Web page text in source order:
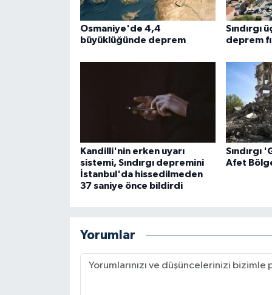
Osmaniye'de 4,4
büyüklüğünde deprem
Sındırgı
deprem
Kandilli'nin erken uyarı
sistemi, Sındırgı depremini
İstanbul'da hissedilmeden
37 saniye önce bildirdi
Sındırgı
Afet
Yorumlar
Nevşehir Müftülüğü
Osmaniye Müftülüğü
Rize Müftülüğü
Sakarya Müftülüğü
Siirt Müftülüğü
Sinop Müftülüğü